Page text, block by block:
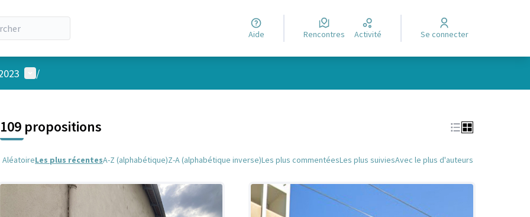
Aide Rencontres Activité Se connecter
Menu utilisateur
/
109 propositions
AléatoireLes plus récentesA-Z (alphabétique)Z-A (alphabétique inverse)Les plus commentéesLes plus suiviesAvec le plus d'auteurs